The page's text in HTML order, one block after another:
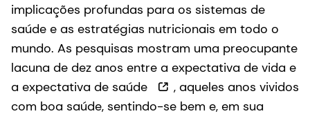
implicações profundas para os sistemas de
saúde e as estratégias nutricionais em todo o
mundo. As pesquisas mostram uma preocupante
lacuna de dez anos entre a expectativa de vida e
a expectativa de saúde
, aqueles anos vividos
com boa saúde, sentindo-se bem e, em sua